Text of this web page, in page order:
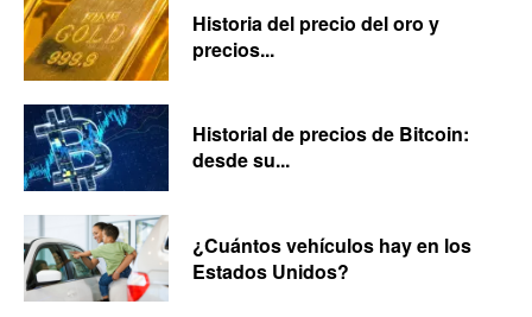
Historia del precio del oro y
precios...
Historial de precios de Bitcoin:
desde su...
¿Cuántos vehículos hay en los
Estados Unidos?